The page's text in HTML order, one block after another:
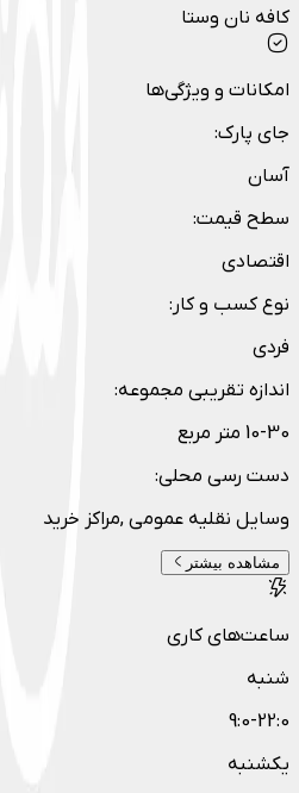
کافه نان وستا
امکانات و ویژگی‌ها
جای پارک:
آسان
سطح قیمت:
اقتصادی
نوع کسب و کار :
فردی
اندازه تقریبی مجموعه:
10-30 متر مربع
دست رسی محلی:
وسایل نقلیه عمومی ,مراکز خرید
مشاهده بیشتر
ساعت‌های کاری
شنبه
9:0-22:0
یکشنبه